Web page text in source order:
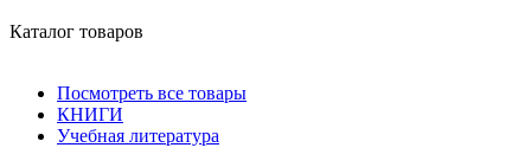
Каталог товаров
Посмотреть все товары
КНИГИ
Учебная литература